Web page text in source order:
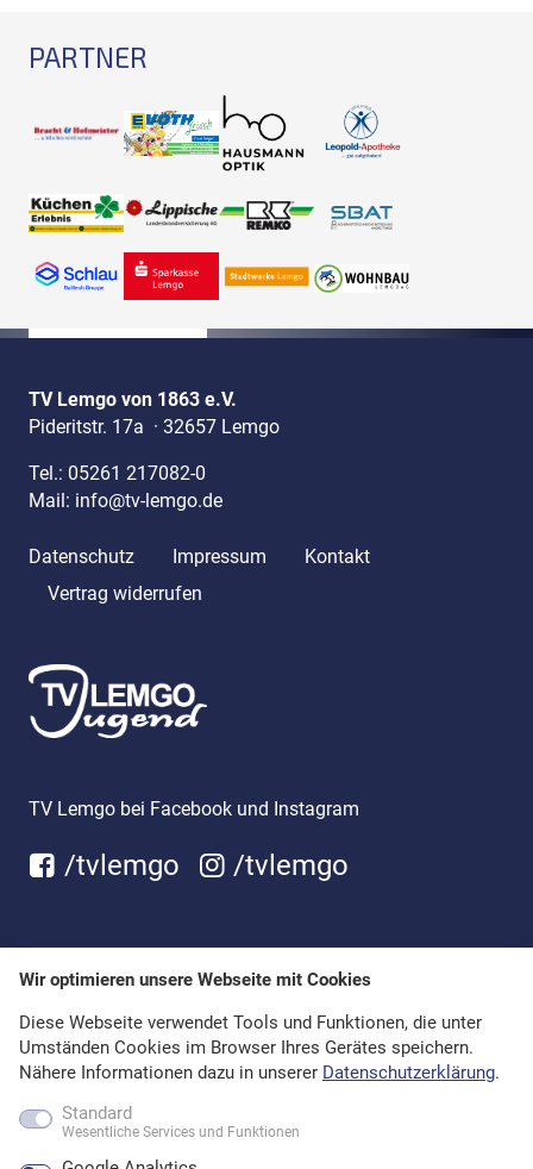
PARTNER
TV Lemgo von 1863 e.V.
Pideritstr. 17a · 32657 Lemgo
Tel.: 05261 217082-0
Mail: info@tv-lemgo.de
Datenschutz Impressum
Kontakt
Vertrag widerrufen
TV Lemgo bei Facebook und Instagram
/tvlemgo /tvlemgo
Wir optimieren unsere Webseite mit Cookies
Diese Webseite verwendet Tools und Funktionen, die unter
Umständen Cookies im Browser Ihres Gerätes speichern.
Nähere Informationen dazu in unserer Datenschutzerklärung.
Standard
Wesentliche Services und Funktionen